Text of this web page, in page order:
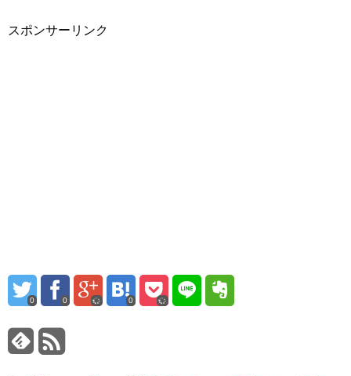
スポンサーリンク
0 0 0